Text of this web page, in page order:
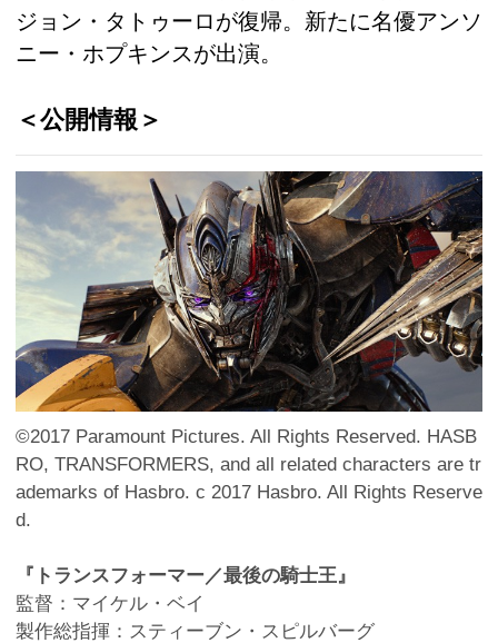
ジョン・タトゥーロが復帰。新たに名優アンソ
ニー・ホプキンスが出演。
＜公開情報＞
©2017 Paramount Pictures. All Rights Reserved. HASB
RO, TRANSFORMERS, and all related characters are tr
ademarks of Hasbro. c 2017 Hasbro. All Rights Reserve
d.
『トランスフォーマー／最後の騎士王』
監督：マイケル・ベイ
製作総指揮：スティーブン・スピルバーグ